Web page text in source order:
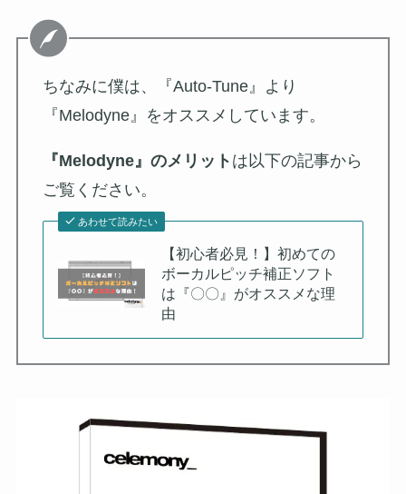
ちなみに僕は、『Auto-Tune』より
『Melodyne』をオススメしています。
『Melodyne』のメリット は以下の記事から
ご覧ください。
あわせて読みたい
【初心者必見！】初めての
ボーカルピッチ補正ソフト
は『〇〇』がオススメな理
由